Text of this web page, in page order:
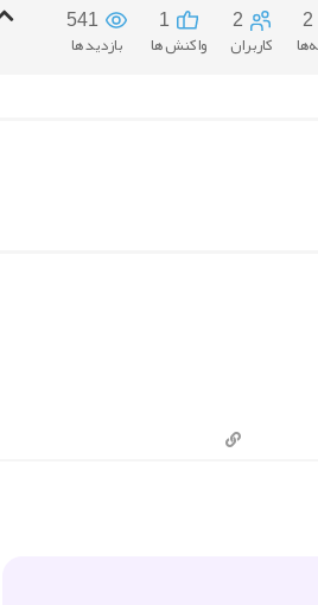
2
2
کاربران
1
واکنش ها
541
بازدید ها